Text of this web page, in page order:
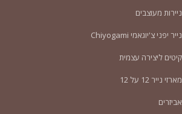
ניירות מעוצבים
נייר יפני צ'יוגאמי Chiyogami
קיטים ליצירה עצמית
מארזי נייר 12 על 12
אביזרים